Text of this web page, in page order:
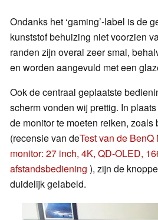
Ondanks het ‘gaming’-label is de
kunststof behuizing niet voorzien
randen zijn overal zeer smal,
en worden aangevuld met een
Ook de centraal geplaatste
scherm vonden wij prettig. In
de monitor te moeten reiken, zoals
(recensie van deTest van de
monitor: 27 inch, 4K, QD-OLED,
afstandsbediening ), zijn de
duidelijk gelabeld.